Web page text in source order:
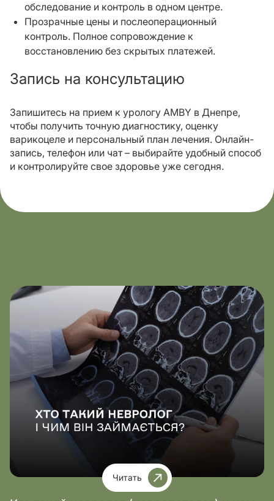
обследование и контроль в одном центре.
Прозрачные цены и послеоперационный
контроль. Полное сопровождение к
восстановлению без скрытых платежей.
Запись на консультацию
Запишитесь на прием к урологу AMBY в Днепре,
чтобы получить точную диагностику, оценку
варикоцеле и персональный план лечения. Онлайн-
запись, телефон или чат – выбирайте удобный способ
и контролируйте свое здоровье уже сегодня.
Читать